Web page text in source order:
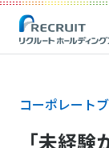
コーポレート
「未経